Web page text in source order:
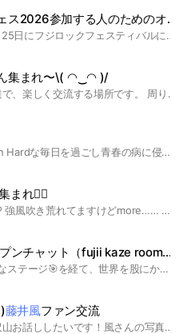
参加する人のためのオプチャ！！
藤井風さんが2026年7月25日にフジロックフェスティバルに初出演されます。行く予定の人、宿泊先が決まってない人、または手放したい人、初めてでわからない不安な人、一緒に行動してくれる仲間を募集したい人、過去に行ったことがある人、フジロック経験者さんのアドバイスなどなど、皆さんで助け合い精神でオプチャのやり取りしてください！HEHN精神はお忘れなく！ ※傷つける発言や荒らし等があった際は強制退会をさせていただく場合がありますのでご了承ください。
集まれ〜\( ◠‿◠ )/
藤井風さんが好きな方達で、楽しく交流する場所です。 周りに風さんファンがいないので、同じ風さんファンの方達と楽しく繋がりたい^ - ^ そんな方も多いはず、、、。 皆さんで風さんの優しさいっぱい広がる場所にしましょう。
いつも学校や家でWorkin Hardな毎日を過ごし青春の病に侵されながら旅路を歩んでいる学生の皆さん... もしよかったらこのオプに入ってみませんか？？ ここは風さんが好きな学生専用のオプチャです。 調子のっちゃっていいくらい素敵な風さんに関する話はもちろん、何なんwと笑ってしまうような雑談もしていきながら とっても楽しい時間を過ごせます。 入るのも話すのも最初は緊張するかもしれないけど、やば。と驚いてしまうくらいみんながあなたを歓迎します！ 風よ、さすがに天才すきないか？damn！！と頭を抱えていたり、 いつの日かすべてが可愛く思えると葛藤を続けていたり... そう、みんな入れ物がぱっと見違うだけで似たもの同士が集っています。 優しさに溢れていてきらりと光る個性を持った人ばかりです。 だから毎日愛しきまつりが行われているかのように楽しく、そして時には明日なんか来ると思わずに本音でも会話できるのです。 最終的にはもうええわという量の疲れを抱えた日や 理由も特にない罪の香りを感じてしまった日にも 全て忘れて帰ろうと思ってもらえるgraceな場所になることでしょう... あなたのカラカラな心にもお恵みを与えてくれるガーデンとなること間違いなしでしょう ここまで読んでくれたあなた、 今更さよならべいべと告げるなんてまじへでもねーよ これ以上説明してもキリがないから このオプとこのままオサラバするくらいなら入ってみてください^^それでは、 #高校生 #中学生 #風さん好き #青春病患者 #アオハル #古参新参大歓迎 #温かい #紅白 #好き花 #カゼタリアン #風民 #風好きファミリー #帰ろう #風よ #ガーデン #きらり #キリがないから #grace #さよならべいべ #死ぬのがいいわ #青春病 #それでは、 #旅路 #damn #調子のっちゃって #罪の香り #特にない #何なんw #花 #へでもねーよ #まつり #もうええわ #燃えよ #優しさ #やば。 #ロンリーラプソディ #Workin' Hard #藤井風
まれ❤️‍🔥
まずは、トークに参加♡ 強風吹き荒れてますけどmore…… みんなでトーク楽しみましょ♡ ここのオプチャ めちゃくちゃ楽しいんですけどmore…… #Fujii kaze #藤井風 #ピアノ #HEHN #岡山県里庄 #HELP EVER HURT NEVER #｢常に助け決して傷つけない｣ #GBU #Got Bless Us
ンチャット（fujii kaze room）
Coachella💖での伝説的なステージ🎯を経て、世界を股にかけ活躍する風さん☘️。あの圧倒的なパフォーマンスに心を射抜かれた人も多いはず。その興奮も冷めぬ中、ついに待望の2026年国内ツアーが決定しました！ 🍃☘️ 9月5日リリースのニューアルバム『Prema』。 今回のアルバムで、風さんの音楽に改めて心をつかまれたい人も多いはず…！ 新曲「It Ain't over」、「Forever Young」にじんわりしたり、歌詞にハッとしたり、風さんの世界に包まれながら語り合える場所があったらいいなと思って、このオープンチャットをつくりました🌿 🌟藤井風さんが大好きな人🫶、ちょっと気になってる人、たまたま名前を見て気になった人まで… ここはみんなで「藤井風って最高だよね〜！」ってゆるく語れるオープンチャットです🎹✨ ライブの感想、好きな曲、歌詞の解釈、「風さんのこの仕草が好き」みたいな沼トークまで、何でもOK！ 風さんを通じて、優しくて自由で、ちょっと不思議な雰囲気が好きな人たちがつながれたら嬉しいなって思ってます🌿 📝参加したらまずはノートの方に簡単に自己紹介してくれると嬉しいです！ （名前／好きな曲／風さん歴 など何でも◎） もちろん、見る専・聞き専でも大歓迎です！無理せずゆる〜く楽しんでいきましょう☺️ みんなで楽しく、平和に、藤井風愛を深めていきましょう〜！風民の輪、広げよう💫 2025年5月 オープンチャット設立💒 ⸻ 🔖ハッシュタグ #藤井風 #藤井風好きな人と繋がりたい #藤井風ファン #藤井風オープンチャット #藤井風好き集まれ #藤井風語りたい #藤井風雑談部屋 #風さんファンと話したい #藤井風ファントーク #藤井風友達募集 #藤井風ライブ #藤井風ツアー #藤井風おすすめ曲 #藤井風セットリスト #藤井風に癒されたい #藤井風の歌詞が好き #藤井風好き初心者 #fujiikaze #Coachella
藤井風ファン交流
藤井風さん推しさんと沢山お話ししたいです！風さんの写真や情報共有沢山しましょ！